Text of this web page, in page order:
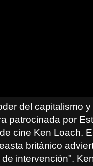
del capitalismo
patrocinada por
cine Ken Loach.
británico
intervención".